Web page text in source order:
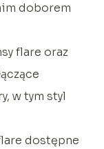
doborem
flare oraz
w tym styl
dostępne